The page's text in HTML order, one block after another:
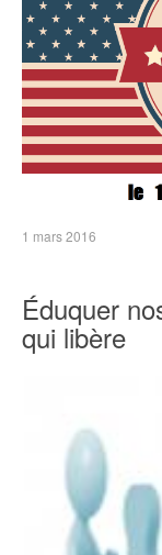
1 mars 2016
Éduquer
qui libère